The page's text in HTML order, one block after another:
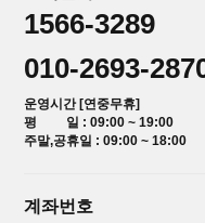
1566-3289
010-2693-
운영시간 [연중무휴]
평 일 : 09:00 ~ 19:00
주말,공휴일 : 09:00 ~ 18:00
계좌번호